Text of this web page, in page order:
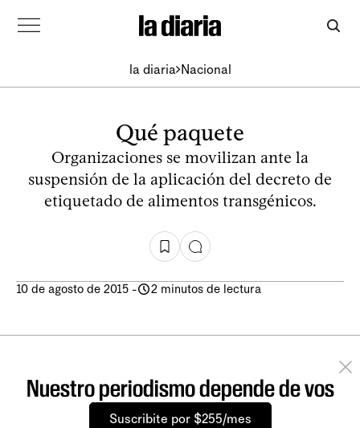
la diaria Nacional
Qué paquete
Organizaciones se movilizan ante la
suspensión de la aplicación del decreto de
etiquetado de alimentos transgénicos.
10 de agosto de 2015 - 2 minutos de lectura
Nuestro periodismo depende de vos
Suscribite por $255/mes